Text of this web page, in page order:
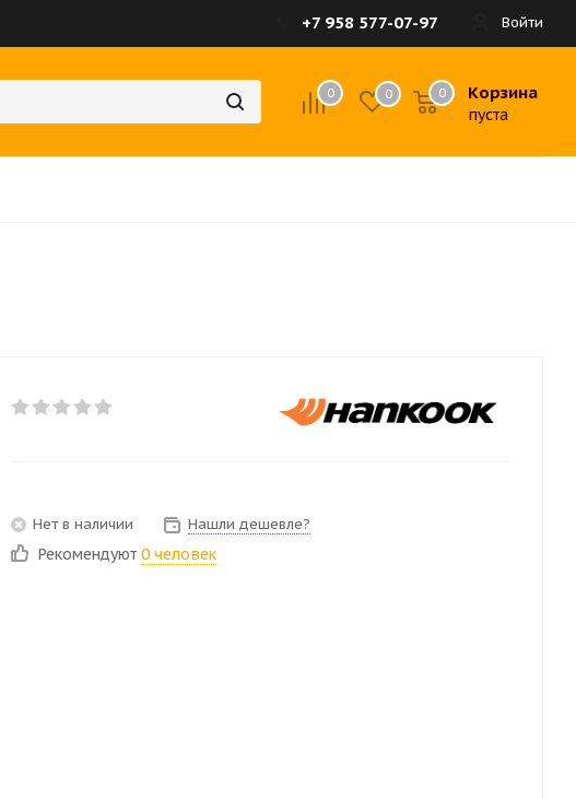
Войти
+7 958 577-07-97
0 0 Корзина
пуста
0
Нет в наличии Нашли дешевле?
Рекомендуют 0 человек